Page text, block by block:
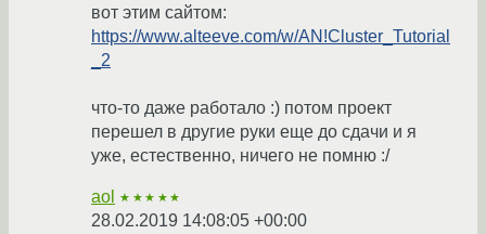
вот этим сайтом:
https://www.alteeve.com/w/AN!Cluster_Tutorial
_2
что-то даже работало :) потом проект
перешел в другие руки еще до сдачи и я
уже, естественно, ничего не помню :/
aol ★★★★★
28.02.2019 14:08:05 +00:00